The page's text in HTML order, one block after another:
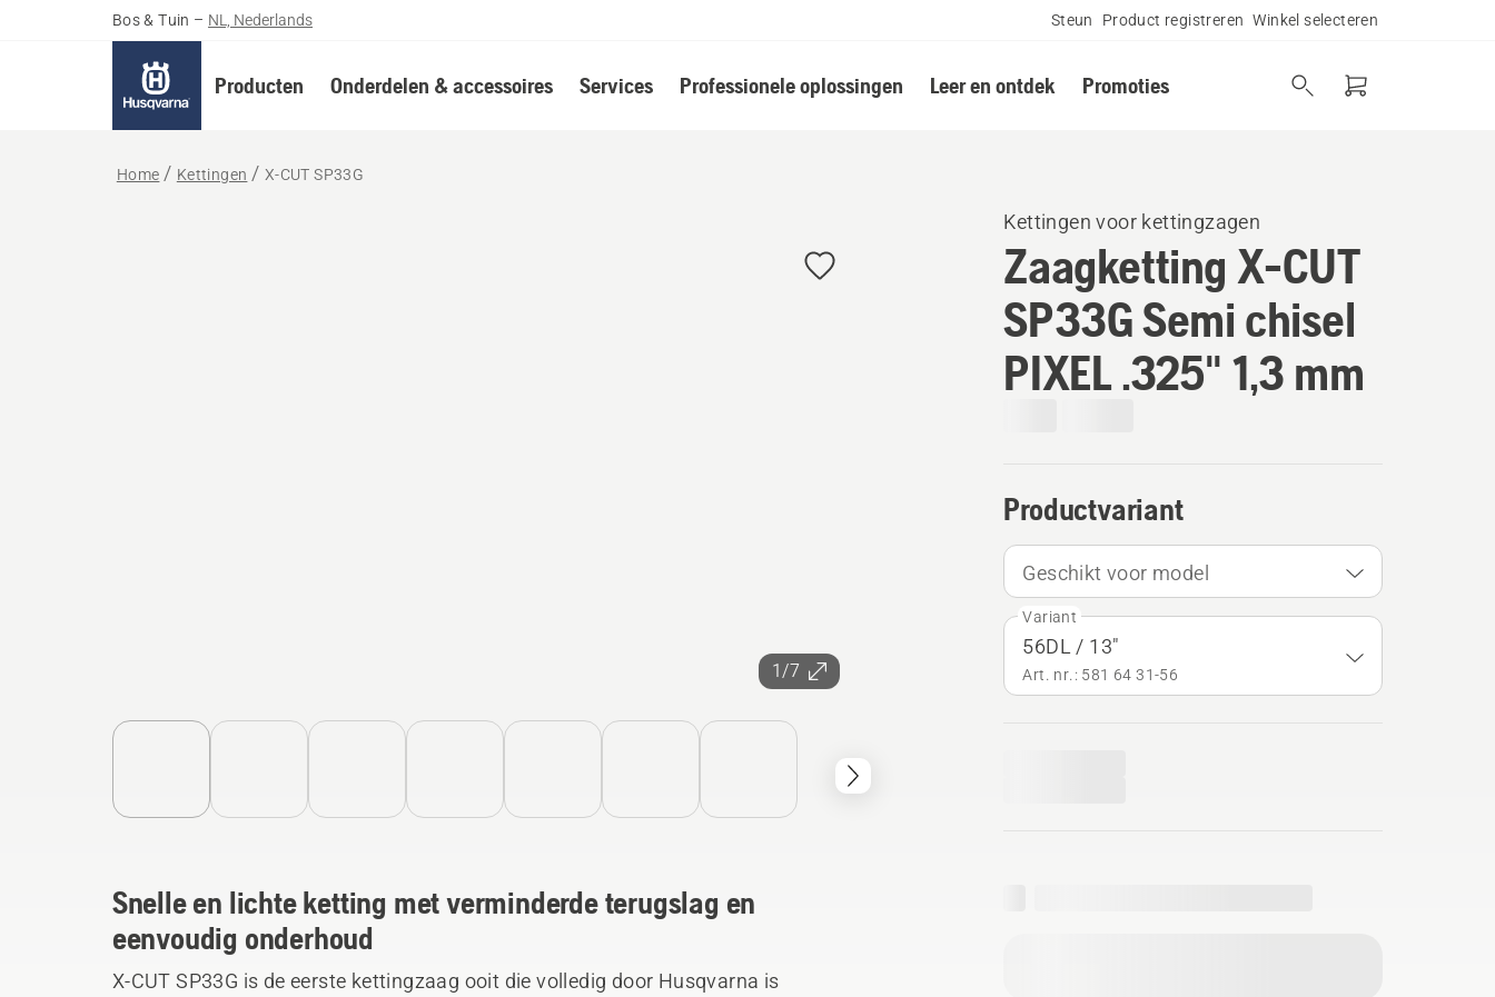
Bos & Tuin – NL, Nederlands Steun Product registreren Winkel selecteren
Producten Onderdelen & accessoires Services Professionele oplossingen Leer en ontdek Promoties
Home Kettingen X-CUT SP33G
1/7
Kettingen voor kettingzagen
Zaagketting X-CUT
SP33G Semi chisel
PIXEL .325" 1,3 mm
Productvariant
Geschikt voor model
Variant
56DL / 13"
Art. nr.: 581 64 31‑56
Snelle en lichte ketting met verminderde terugslag en
eenvoudig onderhoud
X-CUT SP33G is de eerste kettingzaag ooit die volledig door Husqvarna is